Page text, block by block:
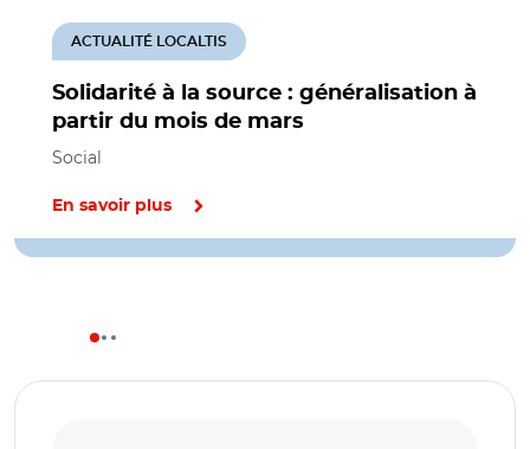
Solidarité à la source : généralisation à
partir du mois de mars
ACTUALITÉ LOCALTIS
Social
En savoir plus